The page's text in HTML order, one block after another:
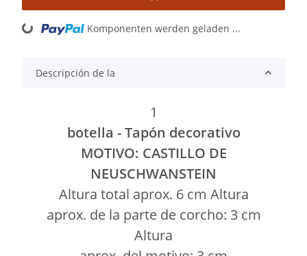
Loading... Komponenten werden geladen ...
Descripción de la
1
botella - Tapón decorativo
MOTIVO: CASTILLO DE
NEUSCHWANSTEIN
Altura total aprox. 6 cm Altura
aprox. de la parte de corcho: 3 cm
Altura